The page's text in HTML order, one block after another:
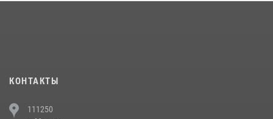
напавших на бригаду скорой помощи (видео)
КОНТАКТЫ
111250